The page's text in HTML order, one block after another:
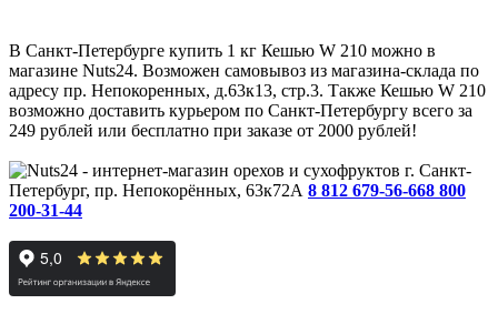
В Санкт-Петербурге купить 1 кг Кешью W 210 можно в
магазине Nuts24. Возможен самовывоз из магазина-склада по
адресу пр. Непокоренных, д.63к13, стр.3. Также Кешью W 210
возможно доставить курьером по Санкт-Петербургу всего за
249 рублей или бесплатно при заказе от 2000 рублей!
г. Санкт-
Петербург, пр. Непокорённых, 63к72А 8 812 679-56-668 800
200-31-44